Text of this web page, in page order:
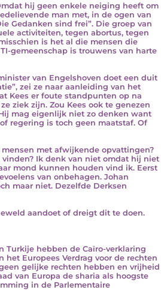
hij geen enkele neiging heeft om
man met, in de ogen van
Gedanken sind frei”. Die groep van
activiteiten, tegen abortus, tegen
is het al die mensen die
gemeenschap is trouwens van harte
van Engelshoven doet een duit
zei ze naar aanleiding van het
Kees er foute standpunten op na
ziek zijn. Zou Kees ook te genezen
mag eigenlijk niet zo denken want
regering is toch geen maatstaf. Of
met afwijkende opvattingen?
Ik denk van niet omdat hij niet
mond kunnen houden vind ik. Eerst
van onbehagen. Johan
maar niet. Dezelfde Derksen
aandoet of dreigt dit te doen.
Turkije hebben de Caïro-verklaring
Europees Verdrag voor de rechten
gelijke rechten hebben en vrijheid
van Europa de sharia als hoogste
in de Parlementaire